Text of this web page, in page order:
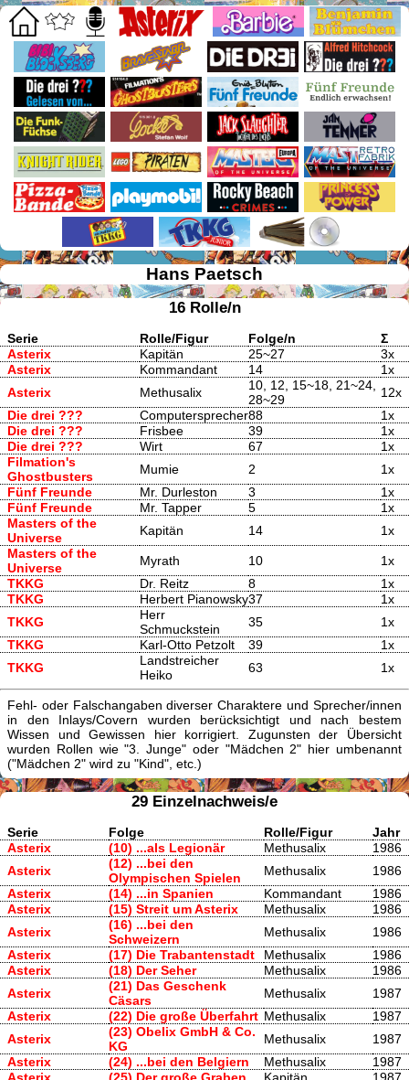
Hans Paetsch
16 Rolle/n
Serie Rolle/Figur Folge/n
Σ
Asterix
Kapitän 25~27
3x
Asterix
Kommandant 14
1x
Asterix
Methusalix
10, 12, 15~18, 21~24,
28~29
12x
Die drei ???
Computersprecher88
1x
Die drei ???
Frisbee 39
1x
Die drei ???
Wirt 67
1x
Filmation's
Ghostbusters
Mumie 2
1x
Fünf Freunde
Mr. Durleston 3
1x
Fünf Freunde
Mr. Tapper 5
1x
Masters of the
Universe
Kapitän 14
1x
Masters of the
Universe
Myrath 10
1x
TKKG
Dr. Reitz 8
1x
TKKG
Herbert Pianowsky37
1x
TKKG
Herr
Schmuckstein
35
1x
TKKG
Karl-Otto Petzolt 39
1x
TKKG
Landstreicher
Heiko
63 1x
Fehl- oder Falschangaben diverser Charaktere und Sprecher/innen
in den Inlays/Covern wurden berücksichtigt und nach bestem
Wissen und Gewissen hier korrigiert. Zugunsten der Übersicht
wurden Rollen wie "3. Junge" oder "Mädchen 2" hier umbenannt
("Mädchen 2" wird zu "Kind", etc.)
29 Einzelnachweis/e
Serie Folge Rolle/Figur
Jahr
Asterix
(10) ...als Legionär Methusalix
1986
Asterix
(12) ...bei den
Olympischen Spielen
Methusalix
1986
Asterix
(14) ...in Spanien Kommandant
1986
Asterix
(15) Streit um Asterix Methusalix
1986
Asterix
(16) ...bei den
Schweizern
Methusalix
1986
Asterix
(17) Die Trabantenstadt Methusalix
1986
Asterix
(18) Der Seher Methusalix
1986
Asterix
(21) Das Geschenk
Cäsars
Methusalix
1987
Asterix
(22) Die große Überfahrt Methusalix
1987
Asterix
(23) Obelix GmbH & Co.
KG
Methusalix
1987
Asterix
(24) ...bei den Belgiern Methusalix
1987
Asterix
(25) Der große Graben Kapitän
1987